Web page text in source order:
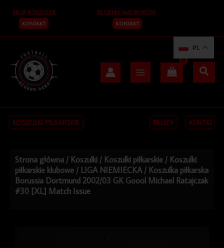
treści
SKUP KOSZULEK
KONTAKT
KLEJENIE NADRUKÓW
KONTAKT
KOSZULKI PIŁKARSKIE BLUZY KURTKI
Strona główna / Koszulki / Koszulki piłkarskie / Koszulki
piłkarskie klubowe / LIGA NIEMIECKA / Koszulka piłkarska
Borussia Dortmund 2002/03 GK Goool Michael Ratajczak
#30 [XL] Match Issue
PL